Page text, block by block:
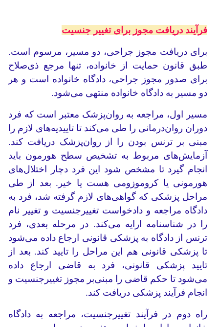
فرآیند دریافت مجوز برای تغییر جنسیت
برای دریافت مجوز جراحی، دو مسیر، مرسوم است.
طبق قانون حمایت از خانواده، تنها مرجع ذی‌صلاح
برای صدور مجوز جراحی، دادگاه خانواده است و هر
دو مسیر به دادگاه خانواده منتهی می‌شود.
مسیر اول، مراجعه به روان‌پزشک معتبر است که فرد
دوران روان‌درمانی را طی می‌کند تا تاییدیه‌های لازم را
مبنی بر ترنس بودن را از روان‌پزشک دریافت کند.
آزمایش‌های مربوط به تشخیص سطح هورمون باید
انجام گیرد تا مشخص شود این فرد دچار اختلال‌های
هورمونی یا کروموزومی هست یا خیر. بعد از طی
مراحل پزشکی که گواهی‌های لازم گرفته شد، فرد به
دادگاه مراجعه و دادخواست تغییر‌جنسیت و تغییر نام
را در شناسنامه ارایه می‌کند. در مرحله بعدی، فرد
ترنس از دادگاه به پزشکی قانونی ارجاع داده می‌شود
تا پزشکی قانونی هم این مراحل را تایید کند. بعد از
تایید پزشکی قانونی، فرد به قاضی ارجاع داده
می‌شود تا حکم قاضی را مبنی‌بر مجوز تغییر‌جنسیت و
انجام فرآیند پزشکی دریافت کند.
راه دوم در فرآیند تغییر‌جنسیت، مراجعه به دادگاه